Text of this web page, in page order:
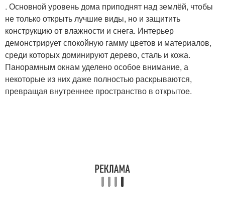
. Основной уровень дома приподнят над землёй, чтобы
не только открыть лучшие виды, но и защитить
конструкцию от влажности и снега. Интерьер
демонстрирует спокойную гамму цветов и материалов,
среди которых доминируют дерево, сталь и кожа.
Панорамным окнам уделено особое внимание, а
некоторые из них даже полностью раскрываются,
превращая внутреннее пространство в открытое.